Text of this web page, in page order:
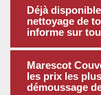
Déjà
nettoyage de
informe sur
Marescot
les prix les
démoussage